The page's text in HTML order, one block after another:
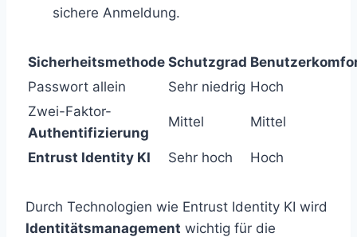
sichere Anmeldung.
Sicherheitsmethode Schutzgrad
Passwort allein
Sehr niedrig Hoch
Zwei-Faktor-
Authentifizierung
Mittel Mittel
Entrust Identity KI Sehr hoch Hoch
Durch Technologien wie Entrust Identity KI wird
Identitätsmanagement wichtig für die